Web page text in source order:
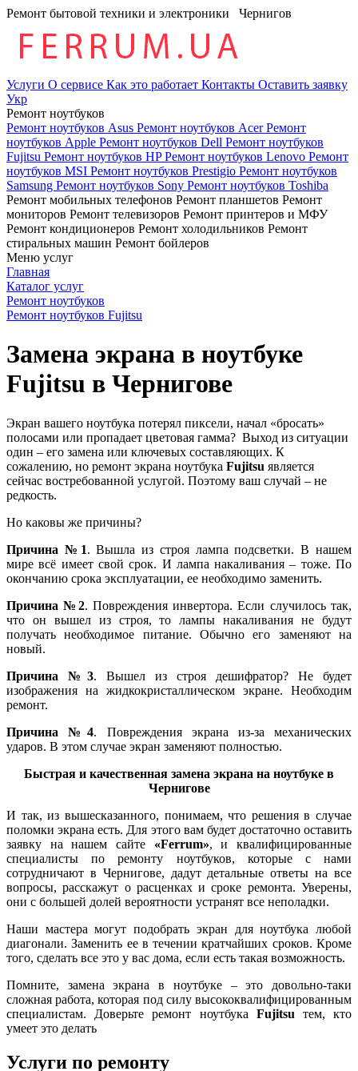
Ремонт бытовой техники и электроники Чернигов
Услуги О сервисе Как это работает Контакты Оставить заявку
Укр
Ремонт ноутбуков
Ремонт ноутбуков Asus Ремонт ноутбуков AcerРемонт
ноутбуков Apple Ремонт ноутбуков Dell Ремонт ноутбуков
Fujitsu Ремонт ноутбуков HPРемонт ноутбуков Lenovo Ремонт
ноутбуков MSI Ремонт ноутбуков Prestigio Ремонт ноутбуков
Samsung Ремонт ноутбуков Sony Ремонт ноутбуков Toshiba
Ремонт мобильных телефонов Ремонт планшетов Ремонт
мониторов Ремонт телевизоров Ремонт принтеров и МФУ
Ремонт кондиционеров Ремонт холодильников Ремонт
стиральных машин Ремонт бойлеров
Меню услуг
Главная
Каталог услуг
Ремонт ноутбуков
Ремонт ноутбуков Fujitsu
Замена экрана в ноутбуке
Fujitsu в Чернигове
Экран вашего ноутбука потерял пиксели, начал «бросать»
полосами или пропадает цветовая гамма? Выход из ситуации
один – его замена или ключевых составляющих. К
сожалению, но ремонт экрана ноутбука Fujitsu является
сейчас востребованной услугой. Поэтому ваш случай – не
редкость.
Но каковы же причины?
Причина №1. Вышла из строя лампа подсветки. В нашем
мире всё имеет свой срок. И лампа накаливания – тоже. По
окончанию срока эксплуатации, ее необходимо заменить.
Причина №2. Повреждения инвертора. Если случилось так,
что он вышел из строя, то лампы накаливания не будут
получать необходимое питание. Обычно его заменяют на
новый.
Причина №3. Вышел из строя дешифратор? Не будет
изображения на жидкокристаллическом экране. Необходим
ремонт.
Причина №4. Повреждения экрана из-за механических
ударов. В этом случае экран заменяют полностью.
Быстрая и качественная замена экрана на ноутбуке в
Чернигове
И так, из вышесказанного, понимаем, что решения в случае
поломки экрана есть. Для этого вам будет достаточно оставить
заявку на нашем сайте «Ferrum», и квалифицированные
специалисты по ремонту ноутбуков, которые с нами
сотрудничают в Чернигове, дадут детальные ответы на все
вопросы, расскажут о расценках и сроке ремонта. Уверены,
они с большей долей вероятности устранят все неполадки.
Наши мастера могут подобрать экран для ноутбука любой
диагонали. Заменить ее в течении кратчайших сроков. Кроме
того, сделать все это у вас дома, если есть такая возможность.
Помните, замена экрана в ноутбуке – это довольно-таки
сложная работа, которая под силу высококвалифицированным
специалистам. Доверьте ремонт ноутбука Fujitsu тем, кто
умеет это делать
Услуги по ремонту